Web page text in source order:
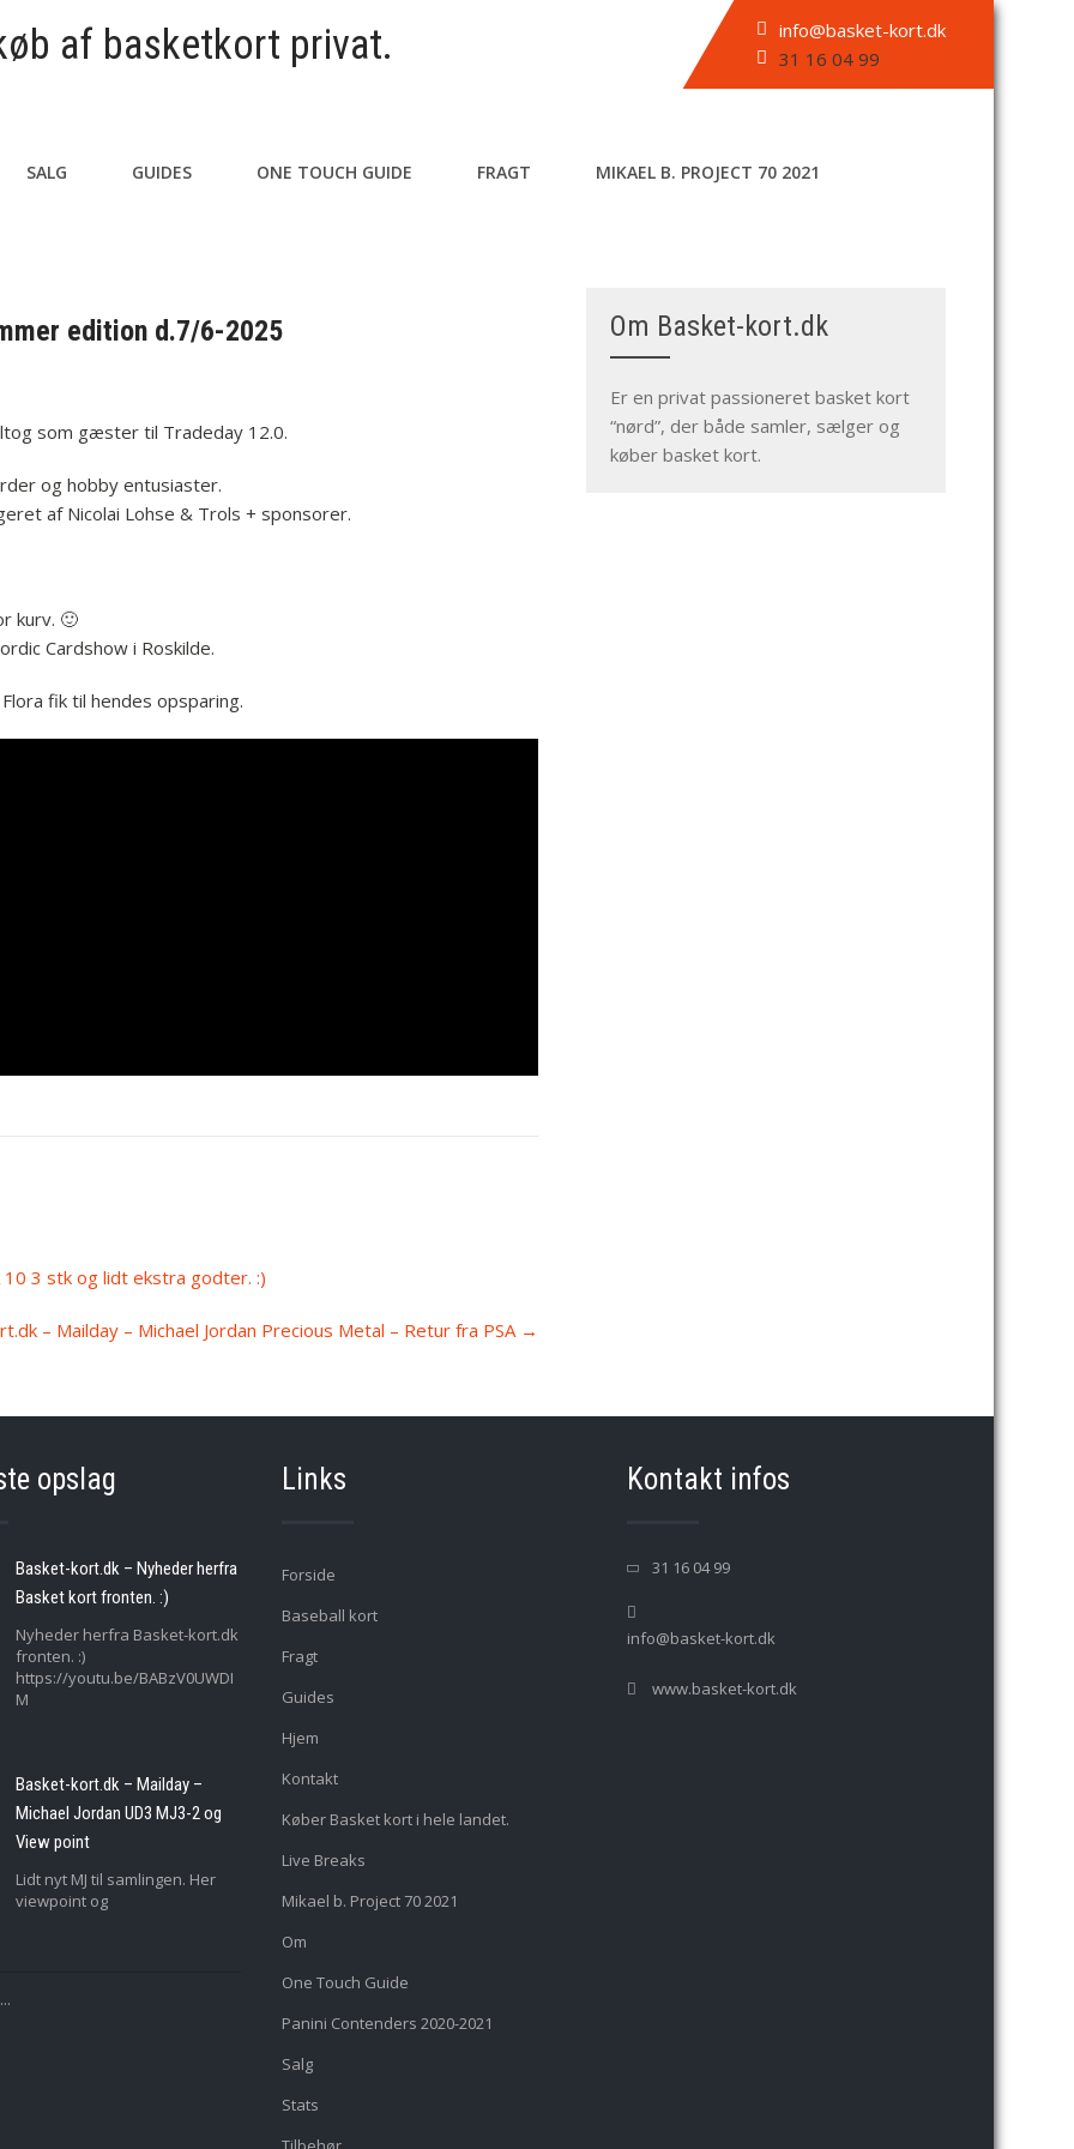
af basketkort privat.
info@basket-kort.dk
31 16 04 99
SALG GUIDES ONE TOUCH GUIDE FRAGT MIKAEL B. PROJECT 70 2021
edition d.7/6-2025
som gæster til Tradeday 12.0.
og hobby entusiaster.
af Nicolai Lohse & Trols + sponsorer.
kurv. 🙂
Cardshow i Roskilde.
fik til hendes opsparing.
10 3 stk og lidt ekstra godter. :)
– Mailday – Michael Jordan Precious Metal – Retur fra PSA →
Om Basket-kort.dk
Er en privat passioneret basket kort
“nørd”, der både samler, sælger og
køber basket kort.
opslag
Basket-kort.dk – Nyheder herfra
Basket kort fronten. :)
Nyheder herfra Basket-kort.dk
fronten. :)
https://youtu.be/BABzV0UWDI
M
Basket-kort.dk – Mailday –
Michael Jordan UD3 MJ3-2 og
View point
Lidt nyt MJ til samlingen. Her
viewpoint og
Links
Forside
Baseball kort
Fragt
Guides
Hjem
Kontakt
Køber Basket kort i hele landet.
Live Breaks
Mikael b. Project 70 2021
Om
One Touch Guide
Panini Contenders 2020-2021
Salg
Stats
Kontakt infos
31 16 04 99
info@basket-kort.dk
www.basket-kort.dk